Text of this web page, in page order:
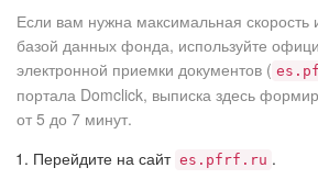
Если вам нужна максимальная скорость
базой данных фонда, используйте
электронной приемки документов (
портала Domclick, выписка здесь
от 5 до 7 минут.
Перейдите на сайт es.pfrf.ru .